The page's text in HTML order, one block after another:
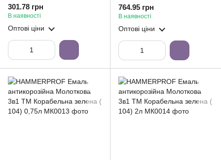
3в1 ТМ Корабельна бронза (
109) 0,75л
301.78 грн
В наявності
Оптові ціни
3в1 ТМ Корабельна бронза (
109) 2л
764.95 грн
В наявності
Оптові ціни